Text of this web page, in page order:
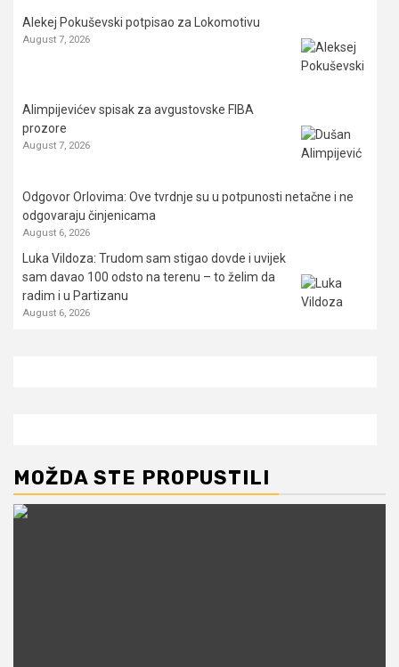
Alekej Pokuševski potpisao za Lokomotivu
August 7, 2026
Alimpijevićev spisak za avgustovske FIBA
prozore
August 7, 2026
Odgovor Orlovima: ​Ove tvrdnje su u potpunosti netačne i ne
odgovaraju činjenicama
August 6, 2026
Luka Vildoza: Trudom sam stigao dovde i uvijek
sam davao 100 odsto na terenu – to želim da
radim i u Partizanu
August 6, 2026
MOŽDA STE PROPUSTILI